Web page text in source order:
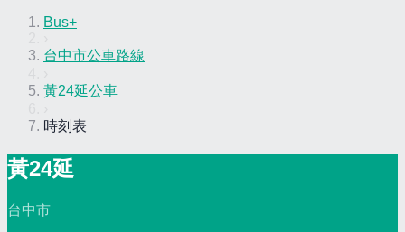
Bus+
台中市公車路線
黃24延公車
時刻表
黃24延
台中市